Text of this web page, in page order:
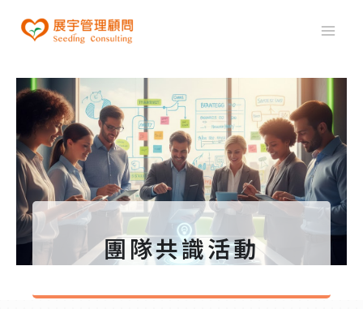
團隊共識活動